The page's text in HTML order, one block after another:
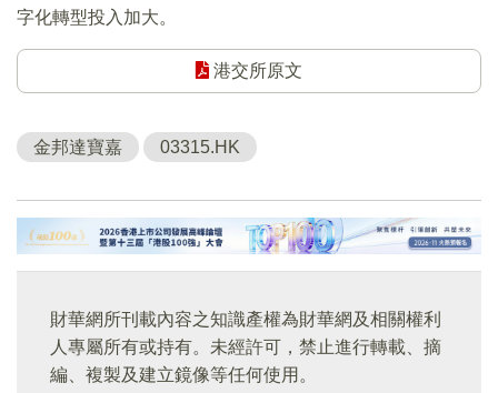
字化轉型投入加大。
港交所原文
金邦達寶嘉 03315.HK
財華網所刊載內容之知識產權為財華網及相關權利
人專屬所有或持有。未經許可，禁止進行轉載、摘
編、複製及建立鏡像等任何使用。